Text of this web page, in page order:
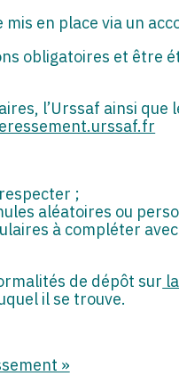
en place via un
obligatoires et être
l’Urssaf ainsi que
;
aléatoires ou
à compléter
de dépôt sur
il se trouve.
»